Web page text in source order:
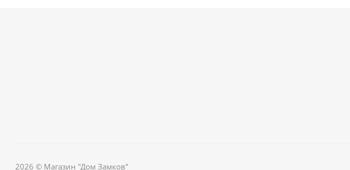
2026 © Магазин "Дом Замков"